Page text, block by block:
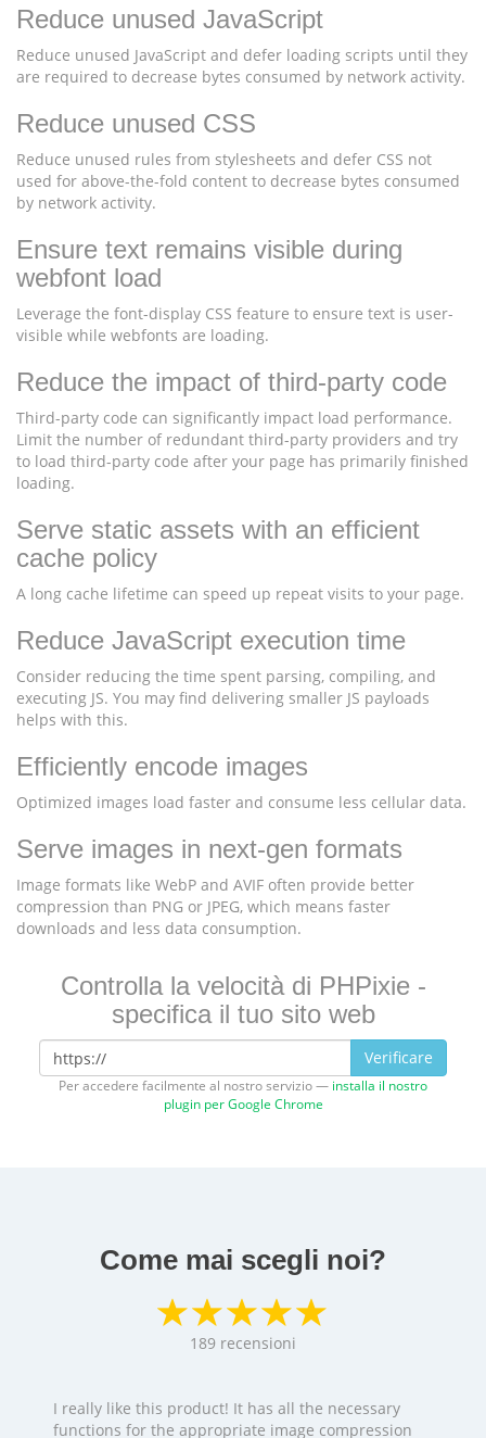
Reduce unused JavaScript
Reduce unused JavaScript and defer loading scripts until they
are required to decrease bytes consumed by network activity.
Reduce unused CSS
Reduce unused rules from stylesheets and defer CSS not
used for above-the-fold content to decrease bytes consumed
by network activity.
Ensure text remains visible during
webfont load
Leverage the font-display CSS feature to ensure text is user-
visible while webfonts are loading.
Reduce the impact of third-party code
Third-party code can significantly impact load performance.
Limit the number of redundant third-party providers and try
to load third-party code after your page has primarily finished
loading.
Serve static assets with an efficient
cache policy
A long cache lifetime can speed up repeat visits to your page.
Reduce JavaScript execution time
Consider reducing the time spent parsing, compiling, and
executing JS. You may find delivering smaller JS payloads
helps with this.
Efficiently encode images
Optimized images load faster and consume less cellular data.
Serve images in next-gen formats
Image formats like WebP and AVIF often provide better
compression than PNG or JPEG, which means faster
downloads and less data consumption.
Controlla la velocità di PHPixie -
specifica il tuo sito web
Verificare
Per accedere facilmente al nostro servizio — installa il nostro
plugin per Google Chrome
Come mai scegli noi?
189 recensioni
I really like this product! It has all the necessary
functions for the appropriate image compression